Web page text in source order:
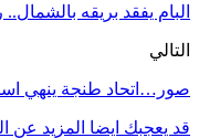
البام يفقد بريقه
التالي
صور…اتحاد طنجة ينهي
قد يعجبك ايضا المزيد عن